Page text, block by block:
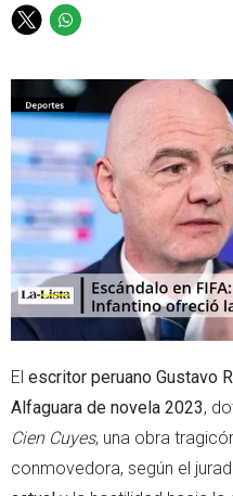
T
i
t
t
e
r
W
a
t
s
a
p
p
El escritor peruano Gustavo
Alfaguara de novela 2023,
Cien Cuyes, una obra
conmovedora, según el